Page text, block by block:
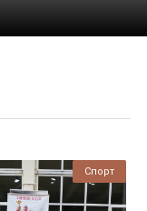
Спорт